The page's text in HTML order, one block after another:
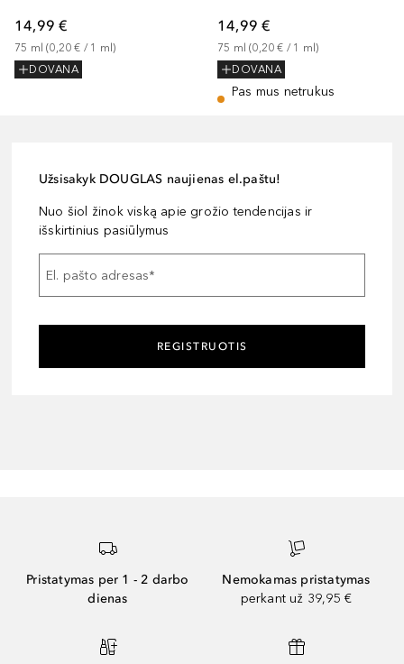
14,99 €
75 ml (0,20 € / 1 ml)
DOVANA
14,99 €
75 ml (0,20 € / 1 ml)
DOVANA
Pas mus netrukus
Užsisakyk DOUGLAS naujienas el.paštu!
Nuo šiol žinok viską apie grožio tendencijas ir
išskirtinius pasiūlymus
El. pašto adresas*
REGISTRUOTIS
Pristatymas per 1 - 2 darbo
dienas
Nemokamas pristatymas
perkant už 39,95 €